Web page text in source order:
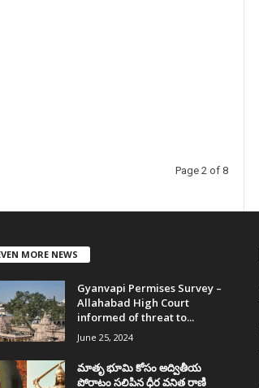
Page 2 of 8
MORE NEWS
Gyanvapi Permises Survey –
Allahabad High Court
informed of threat to...
June 25, 2024
మాతృ భూమి కోసం అద్వితీయ
పోరాటం సలిపిన ధీర వనిత రాణి